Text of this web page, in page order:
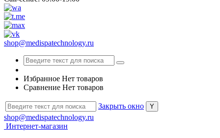
shop@medispatechnology.ru
Избранное Нет товаров
Сравнение Нет товаров
Закрыть окно
shop@medispatechnology.ru
Интернет-магазин